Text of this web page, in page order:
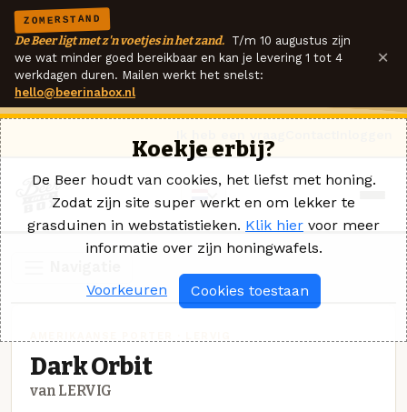
ZOMERSTAND
De Beer ligt met z'n voetjes in het zand. T/m 10 augustus zijn
we wat minder goed bereikbaar en kan je levering 1 tot 4
werkdagen duren. Mailen werkt het snelst:
hello@beerinabox.nl
×
Dark Orbit
van LERVIG
Koekje erbij?
De Beer houdt van cookies, het liefst met honing.
Zodat zijn site super werkt en om lekker te
grasduinen in webstatistieken. Klik hier voor meer
informatie over zijn honingwafels.
Voorkeuren Cookies toestaan